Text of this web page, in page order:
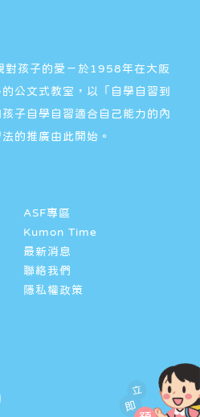
立
即
對孩子的愛－於1958年在大阪
公文式教室，以「自學自習到
子自學自習適合自己能力的內
的推廣由此開始。
ASF專區
Kumon Time
最新消息
聯絡我們
隱私權政策